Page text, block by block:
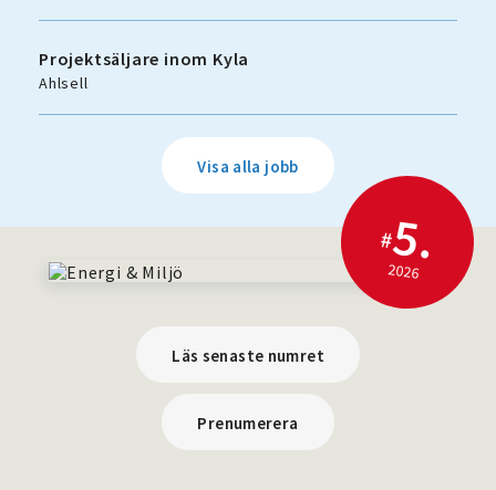
Projektsäljare inom Kyla
Ahlsell
Visa alla jobb
#5.
2026
Läs senaste numret
Prenumerera